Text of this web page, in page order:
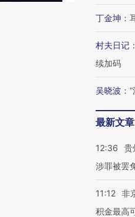
丁金坤 ：
村夫日记 ：
续加码
吴晓波 ：
最新文章
12:36
贵
涉罪被罢
11:12 非
积金最高